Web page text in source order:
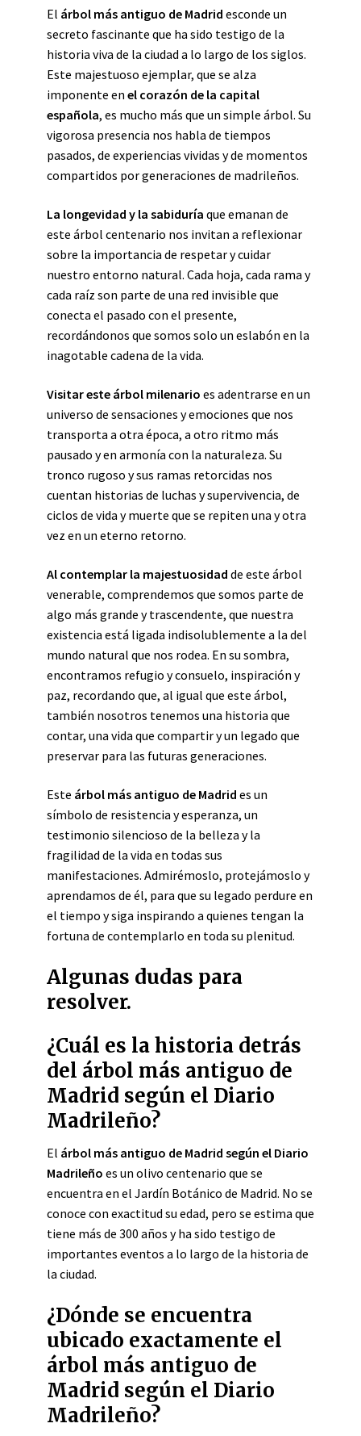
El árbol más antiguo de Madrid esconde un
secreto fascinante que ha sido testigo de la
historia viva de la ciudad a lo largo de los siglos.
Este majestuoso ejemplar, que se alza
imponente en el corazón de la capital
española, es mucho más que un simple árbol. Su
vigorosa presencia nos habla de tiempos
pasados, de experiencias vividas y de momentos
compartidos por generaciones de madrileños.
La longevidad y la sabiduría que emanan de
este árbol centenario nos invitan a reflexionar
sobre la importancia de respetar y cuidar
nuestro entorno natural. Cada hoja, cada rama y
cada raíz son parte de una red invisible que
conecta el pasado con el presente,
recordándonos que somos solo un eslabón en la
inagotable cadena de la vida.
Visitar este árbol milenario es adentrarse en un
universo de sensaciones y emociones que nos
transporta a otra época, a otro ritmo más
pausado y en armonía con la naturaleza. Su
tronco rugoso y sus ramas retorcidas nos
cuentan historias de luchas y supervivencia, de
ciclos de vida y muerte que se repiten una y otra
vez en un eterno retorno.
Al contemplar la majestuosidad de este árbol
venerable, comprendemos que somos parte de
algo más grande y trascendente, que nuestra
existencia está ligada indisolublemente a la del
mundo natural que nos rodea. En su sombra,
encontramos refugio y consuelo, inspiración y
paz, recordando que, al igual que este árbol,
también nosotros tenemos una historia que
contar, una vida que compartir y un legado que
preservar para las futuras generaciones.
Este árbol más antiguo de Madrid es un
símbolo de resistencia y esperanza, un
testimonio silencioso de la belleza y la
fragilidad de la vida en todas sus
manifestaciones. Admirémoslo, protejámoslo y
aprendamos de él, para que su legado perdure en
el tiempo y siga inspirando a quienes tengan la
fortuna de contemplarlo en toda su plenitud.
Algunas dudas para
resolver.
¿Cuál es la historia detrás
del árbol más antiguo de
Madrid según el Diario
Madrileño?
El árbol más antiguo de Madrid según el Diario
Madrileño es un olivo centenario que se
encuentra en el Jardín Botánico de Madrid. No se
conoce con exactitud su edad, pero se estima que
tiene más de 300 años y ha sido testigo de
importantes eventos a lo largo de la historia de
la ciudad.
¿Dónde se encuentra
ubicado exactamente el
árbol más antiguo de
Madrid según el Diario
Madrileño?